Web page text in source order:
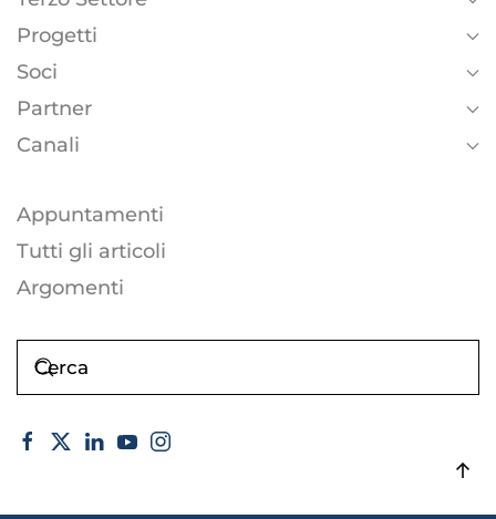
Progetti
Soci
Partner
Canali
Appuntamenti
Tutti gli articoli
Argomenti